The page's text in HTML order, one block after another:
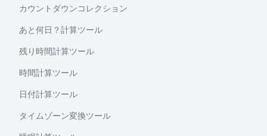
カウントダウンコレクション
あと何日？計算ツール
残り時間計算ツール
時間計算ツール
日付計算ツール
タイムゾーン変換ツール